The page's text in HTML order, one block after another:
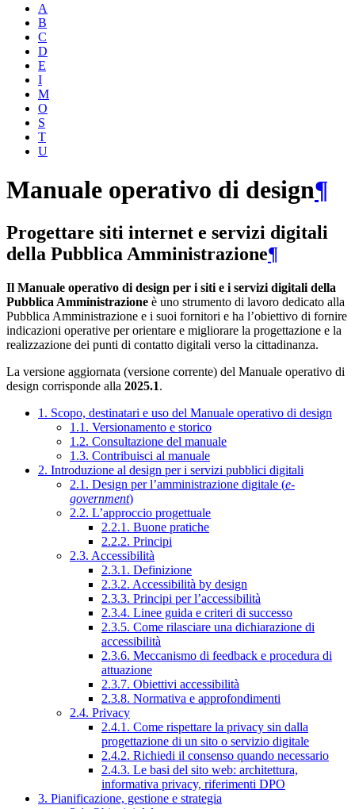
A
B
C
D
E
I
M
O
S
T
U
Manuale operativo di design¶
Progettare siti internet e servizi digitali
della Pubblica Amministrazione¶
Il Manuale operativo di design per i siti e i servizi digitali della
Pubblica Amministrazione è uno strumento di lavoro dedicato alla
Pubblica Amministrazione e i suoi fornitori e ha l’obiettivo di fornire
indicazioni operative per orientare e migliorare la progettazione e la
realizzazione dei punti di contatto digitali verso la cittadinanza.
La versione aggiornata (versione corrente) del Manuale operativo di
design corrisponde alla 2025.1.
1. Scopo, destinatari e uso del Manuale operativo di design
1.1. Versionamento e storico
1.2. Consultazione del manuale
1.3. Contribuisci al manuale
2. Introduzione al design per i servizi pubblici digitali
2.1. Design per l’amministrazione digitale (e-
government)
2.2. L’approccio progettuale
2.2.1. Buone pratiche
2.2.2. Principi
2.3. Accessibilità
2.3.1. Definizione
2.3.2. Accessibilità by design
2.3.3. Principi per l’accessibilità
2.3.4. Linee guida e criteri di successo
2.3.5. Come rilasciare una dichiarazione di
accessibilità
2.3.6. Meccanismo di feedback e procedura di
attuazione
2.3.7. Obiettivi accessibilità
2.3.8. Normativa e approfondimenti
2.4. Privacy
2.4.1. Come rispettare la privacy sin dalla
progettazione di un sito o servizio digitale
2.4.2. Richiedi il consenso quando necessario
2.4.3. Le basi del sito web: architettura,
informativa privacy, riferimenti DPO
3. Pianificazione, gestione e strategia